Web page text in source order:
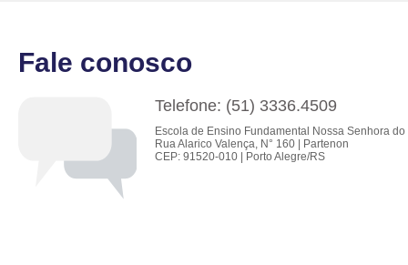
Fale conosco
Telefone: (51) 3336.4509
Escola de Ensino Fundamental Nossa Senhora do
Rua Alarico Valença, N° 160 | Partenon
CEP: 91520-010 | Porto Alegre/RS